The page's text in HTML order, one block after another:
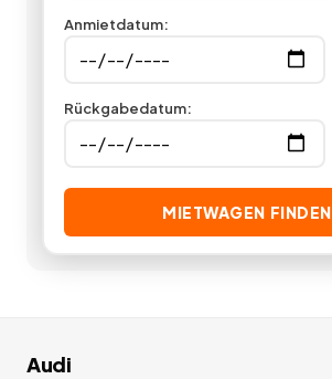
Anmietdatum:
Rückgabedatum:
MIETWAGEN FINDEN
Audi